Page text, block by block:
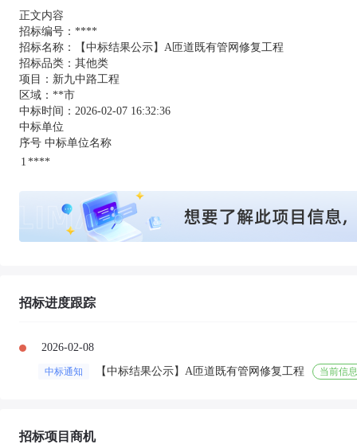
正文内容
招标编号：****
招标名称：【中标结果公示】A匝道既有管网修复工程
招标品类：其他类
项目：新九中路工程
区域：**市
中标时间：2026-02-07 16:32:36
中标单位
序号 中标单位名称
1 ****
招标进度跟踪
2026-02-08
中标通知 【中标结果公示】A匝道既有管网修复工程 当前信息
招标项目商机